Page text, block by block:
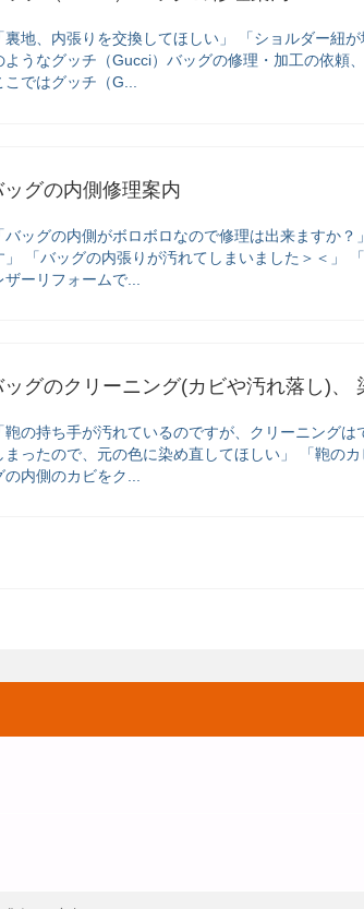
裏地、内張りを交換してほしい」 「ショルダー紐
ようなグッチ（Gucci）バッグの修理・加工の依頼
こではグッチ（G...
ッグの内側修理案内
バッグの内側がボロボロなので修理は出来ますか
」 「バッグの内張りが汚れてしまいました＞＜」
ザーリフォームで...
ッグのクリーニング(カビや汚れ落し)、
鞄の持ち手が汚れているのですが、クリーニング
まったので、元の色に染め直してほしい」 「鞄の
の内側のカビをク...